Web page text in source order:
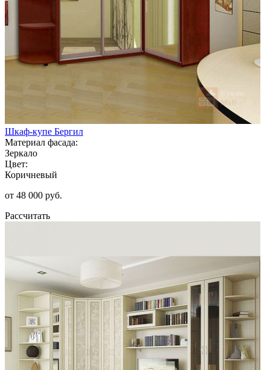
Шкаф-купе Бергил
Материал фасада:
Зеркало
Цвет:
Коричневый
от 48 000 руб.
Рассчитать